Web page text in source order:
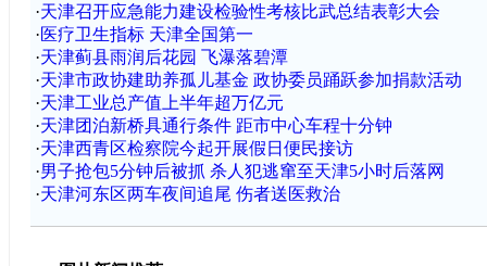
·天津召开应急能力建设检验性考核比武总结表彰大会
·医疗卫生指标 天津全国第一
·天津蓟县雨润后花园 飞瀑落碧潭
·天津市政协建助养孤儿基金 政协委员踊跃参加捐款活动
·天津工业总产值上半年超万亿元
·天津团泊新桥具通行条件 距市中心车程十分钟
·天津西青区检察院今起开展假日便民接访
·男子抢包5分钟后被抓 杀人犯逃窜至天津5小时后落网
·天津河东区两车夜间追尾 伤者送医救治